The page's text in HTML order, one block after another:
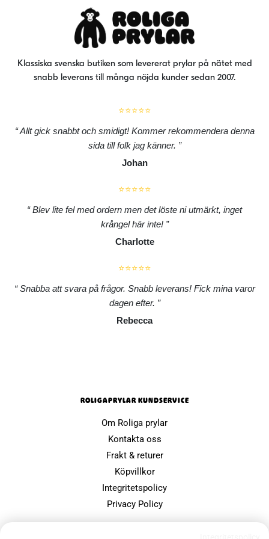
Klassiska svenska butiken som levererat prylar på nätet med
snabb leverans till många nöjda kunder sedan 2007.
⭐⭐⭐⭐⭐
Allt gick snabbt och smidigt! Kommer rekommendera denna
sida till folk jag känner.
Johan
⭐⭐⭐⭐⭐
Blev lite fel med ordern men det löste ni utmärkt, inget
krångel här inte!
Charlotte
⭐⭐⭐⭐⭐
Snabba att svara på frågor. Snabb leverans! Fick mina varor
dagen efter.
Rebecca
ROLIGAPRYLAR KUNDSERVICE
Om Roliga prylar
Kontakta oss
Frakt & returer
Köpvillkor
Integritetspolicy
Privacy Policy